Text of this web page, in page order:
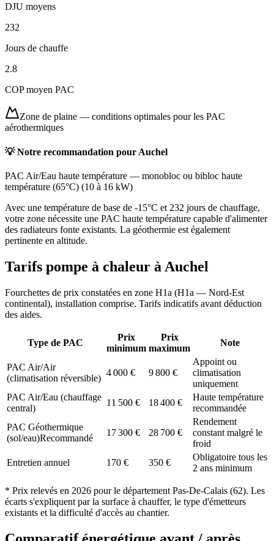
DJU moyens
232
Jours de chauffe
2.8
COP moyen PAC
Zone de plaine — conditions optimales pour les PAC
aérothermiques
💡 Notre recommandation pour Auchel
PAC Air/Eau haute température — monobloc ou bibloc haute
température (65°C) (10 à 16 kW)
Avec une température de base de -15°C et 232 jours de chauffage,
votre zone nécessite une PAC haute température capable d'alimenter
des radiateurs fonte existants. La géothermie est également
pertinente en altitude.
Tarifs pompe à chaleur à Auchel
Fourchettes de prix constatées en zone H1a (H1a — Nord-Est
continental), installation comprise. Tarifs indicatifs avant déduction
des aides.
Type de PAC
Prix
minimum
Prix
maximum
Note
PAC Air/Air
(climatisation réversible)
4 000 € 9 800 €
Appoint ou
climatisation
uniquement
PAC Air/Eau (chauffage
central)
11 500 € 18 400 €
Haute température
recommandée
PAC Géothermique
(sol/eau)Recommandé
17 300 € 28 700 €
Rendement
constant malgré le
froid
Entretien annuel
170 € 350 €
Obligatoire tous les
2 ans minimum
* Prix relevés en 2026 pour le département Pas-De-Calais (62). Les
écarts s'expliquent par la surface à chauffer, le type d'émetteurs
existants et la difficulté d'accès au chantier.